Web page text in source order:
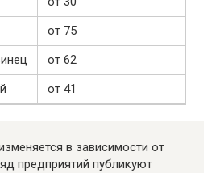
от 75
от 62
от 41
в зависимости от
предприятий публикуют